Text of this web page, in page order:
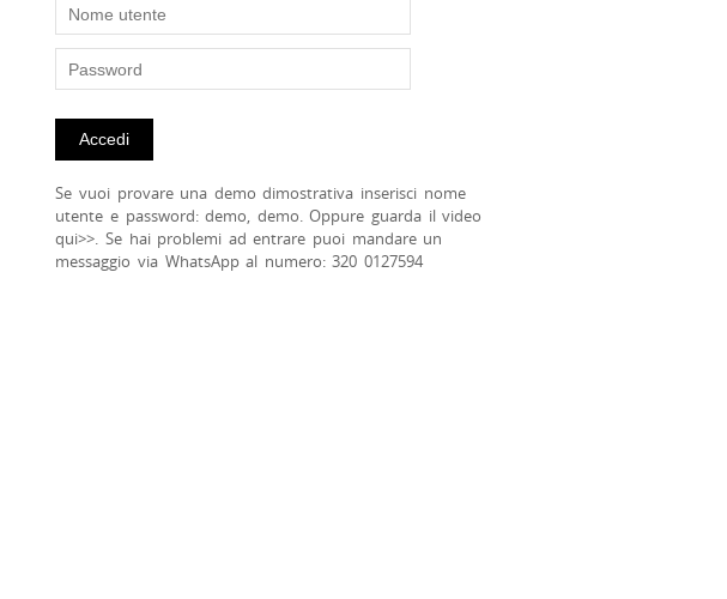
Se vuoi provare una demo dimostrativa inserisci nome
utente e password: demo, demo. Oppure guarda il video
qui>>. Se hai problemi ad entrare puoi mandare un
messaggio via WhatsApp al numero: 320 0127594